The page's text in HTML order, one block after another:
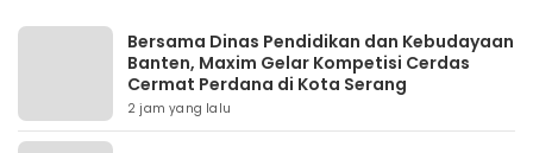
Bersama Dinas Pendidikan dan Kebudayaan
Banten, Maxim Gelar Kompetisi Cerdas
Cermat Perdana di Kota Serang
2 jam yang lalu